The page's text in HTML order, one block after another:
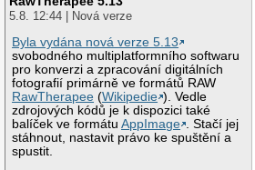
5.8. 12:44 | Nová verze
Byla vydána nová verze 5.13
svobodného multiplatformního softwaru
pro konverzi a zpracování digitálních
fotografií primárně ve formátů RAW
RawTherapee (Wikipedie ). Vedle
zdrojových kódů je k dispozici také
balíček ve formátuAppImage
. Stačí jej
stáhnout, nastavit právo ke spuštění a
spustit.